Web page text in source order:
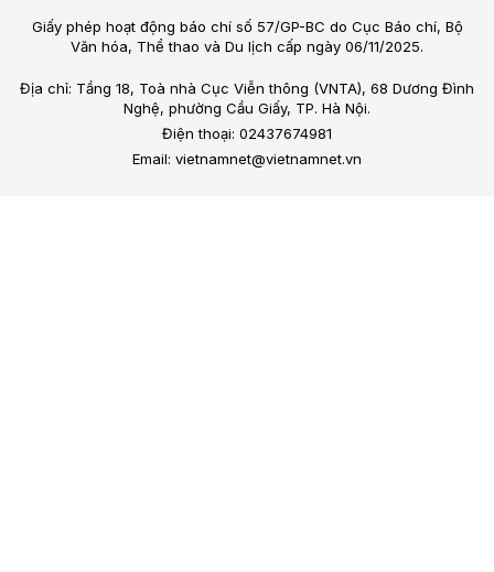
Giấy phép hoạt động báo chí số 57/GP-BC do Cục Báo chí, Bộ
Văn hóa, Thể thao và Du lịch cấp ngày 06/11/2025.
Địa chỉ: Tầng 18, Toà nhà Cục Viễn thông (VNTA), 68 Dương Đình
Nghệ, phường Cầu Giấy, TP. Hà Nội.
Điện thoại: 02437674981
Email: vietnamnet@vietnamnet.vn